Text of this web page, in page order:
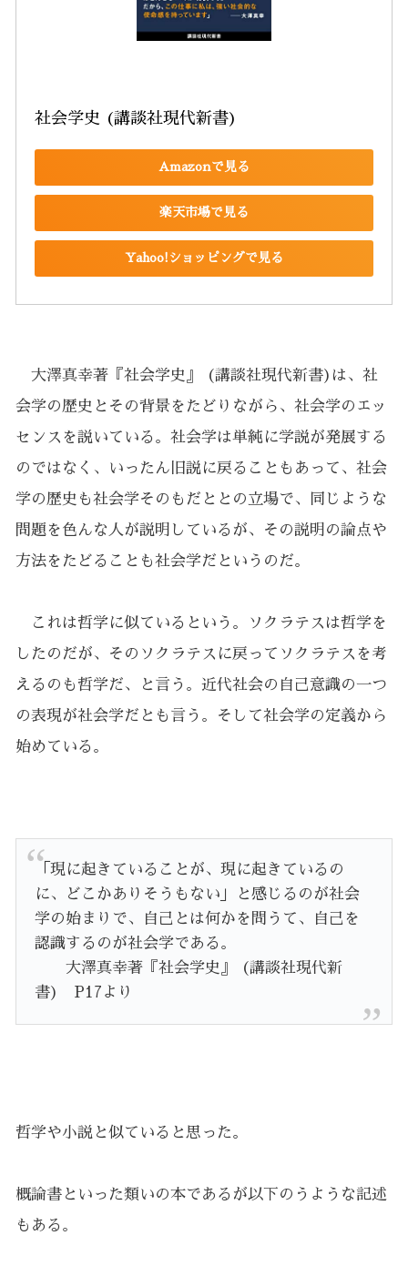
社会学史 (講談社現代新書)
Amazonで見る
楽天市場で見る
Yahoo!ショッピングで見る
大澤真幸著『社会学史』 (講談社現代新書)は、社
会学の歴史とその背景をたどりながら、社会学のエッ
センスを説いている。社会学は単純に学説が発展する
のではなく、いったん旧説に戻ることもあって、社会
学の歴史も社会学そのもだととの立場で、同じような
問題を色んな人が説明しているが、その説明の論点や
方法をたどることも社会学だというのだ。
これは哲学に似ているという。ソクラテスは哲学を
したのだが、そのソクラテスに戻ってソクラテスを考
えるのも哲学だ、と言う。近代社会の自己意識の一つ
の表現が社会学だとも言う。そして社会学の定義から
始めている。
「現に起きていることが、現に起きているの
に、どこかありそうもない」と感じるのが社会
学の始まりで、自己とは何かを問うて、自己を
認識するのが社会学である。
大澤真幸著『社会学史』 (講談社現代新
書) P17より
哲学や小説と似ていると思った。
概論書といった類いの本であるが以下のうような記述
もある。